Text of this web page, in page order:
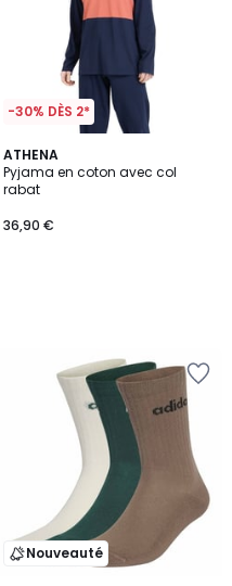
-30% DÈS 2*
ATHENA
Pyjama en coton avec col
rabat
36,90 €
Nouveauté